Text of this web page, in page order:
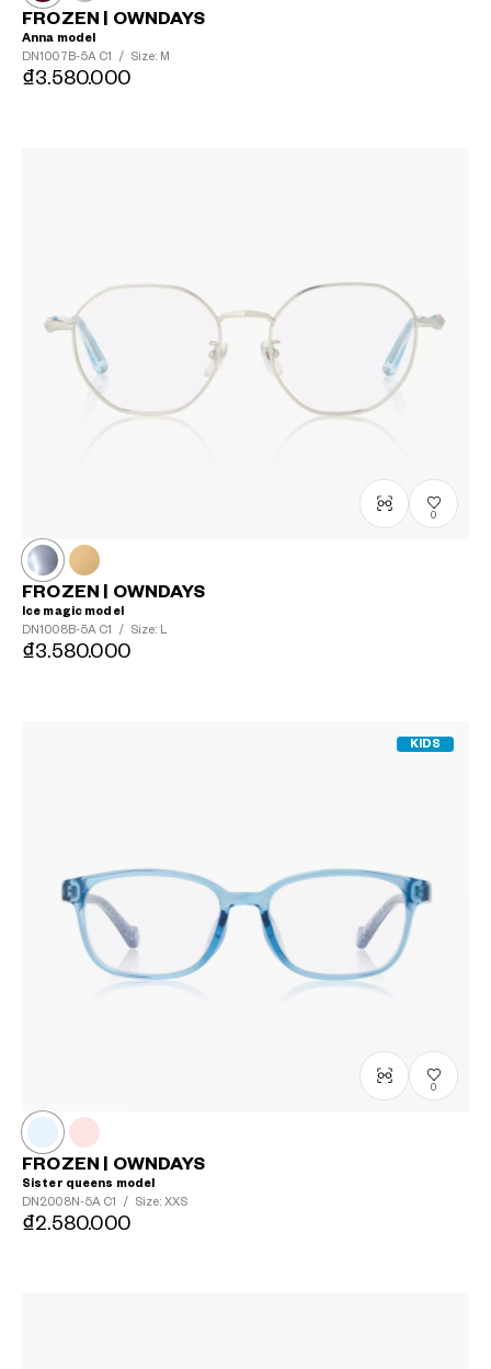
FROZEN | OWNDAYS
Anna model
DN1007B-5A C1 / Size: M
₫3.580.000
0
FROZEN | OWNDAYS
Ice magic model
DN1008B-5A C1 / Size: L
₫3.580.000
KIDS
0
FROZEN | OWNDAYS
Sister queens model
DN2008N-5A C1 / Size: XXS
₫2.580.000